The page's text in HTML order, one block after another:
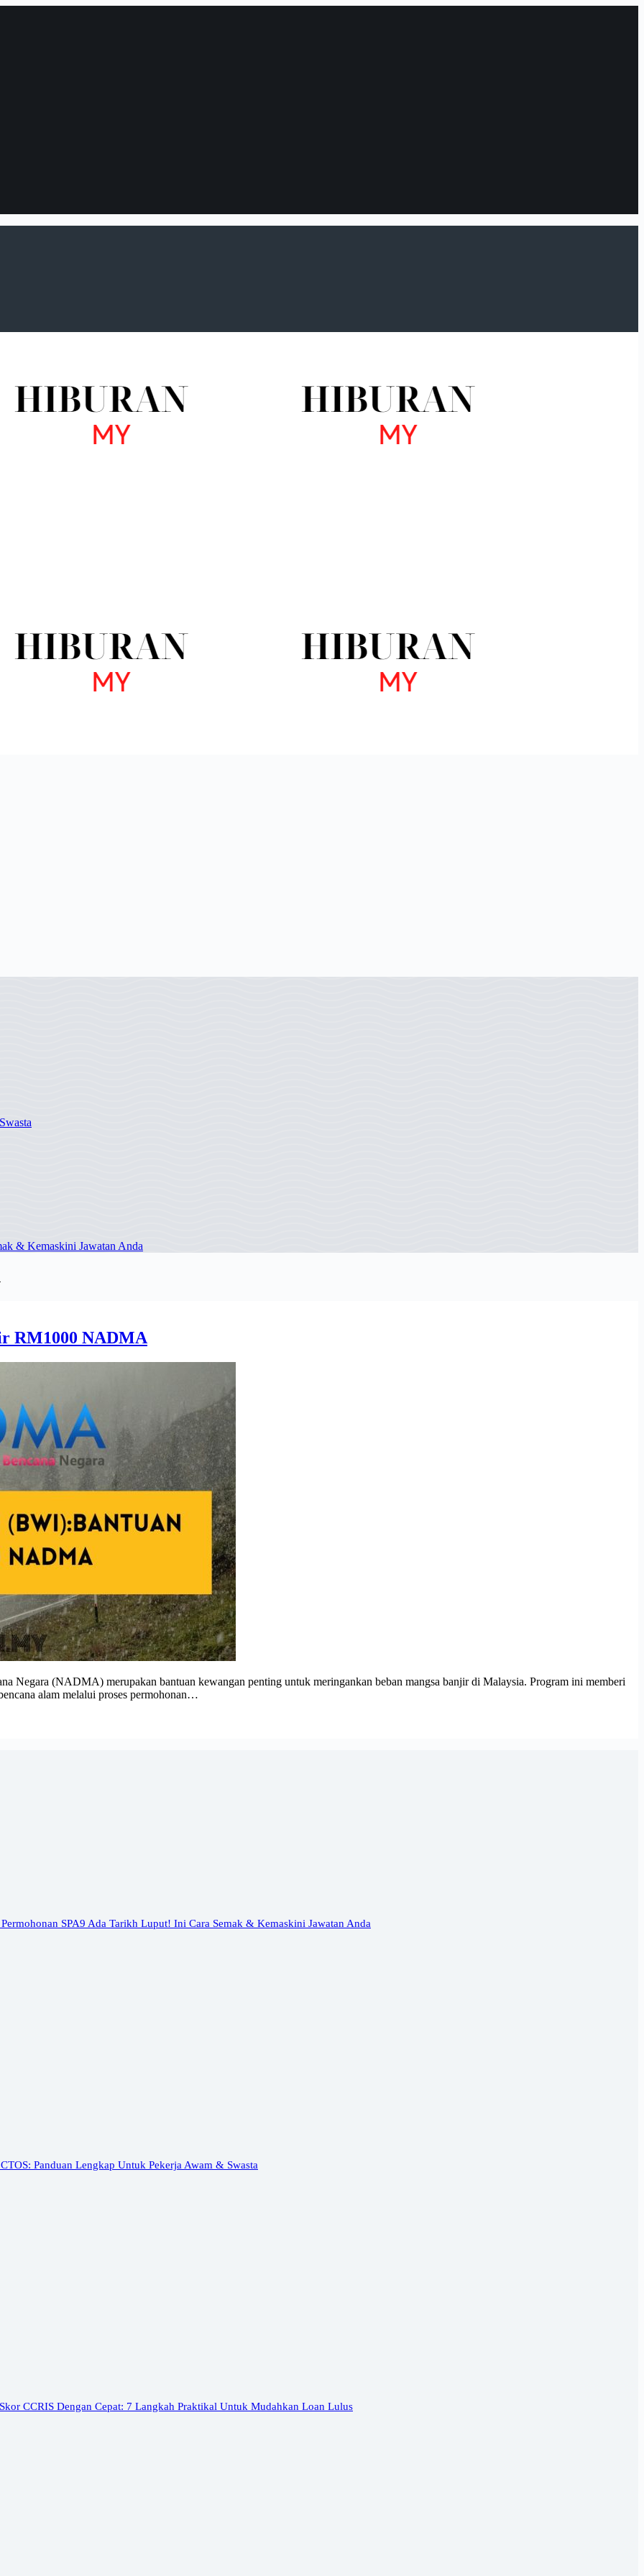
& Kemaskini Jawatan Anda
RM1000 NADMA
Negara (NADMA) merupakan bantuan kewangan penting untuk meringankan beban mangsa banjir di Malaysia. Program ini memberi
alam melalui proses permohonan…
SPA9 Ada Tarikh Luput! Ini Cara Semak & Kemaskini Jawatan Anda
Panduan Lengkap Untuk Pekerja Awam & Swasta
CCRIS Dengan Cepat: 7 Langkah Praktikal Untuk Mudahkan Loan Lulus